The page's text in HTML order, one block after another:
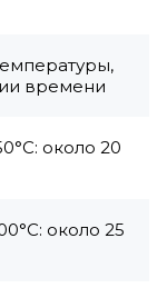
времени
около 20
около 25